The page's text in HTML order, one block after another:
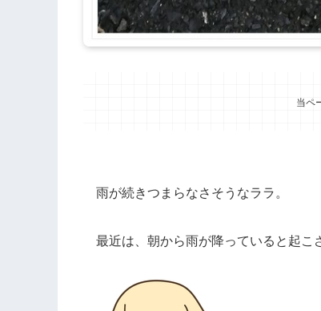
当ペ
雨が続きつまらなさそうなララ。
最近は、朝から雨が降っていると起こ